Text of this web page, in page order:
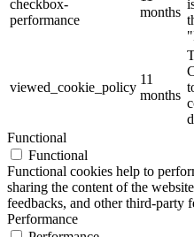
checkbox-
performance
months
viewed_cookie_policy
11
months
Functional
Functional
Functional cookies help to
sharing the content of the
feedbacks, and other third-party
Performance